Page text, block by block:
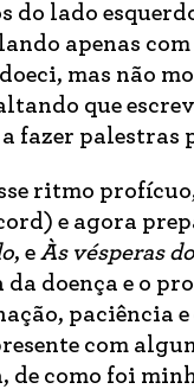
do lado
apenas
mas não
que
fazer palestras
ritmo
e agora
, e Às vésperas
doença e o
paciência
com
de como foi